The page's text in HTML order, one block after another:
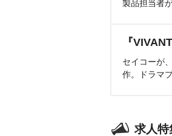
製品担当者
『
セイコーが
作。ドラマ
求人特